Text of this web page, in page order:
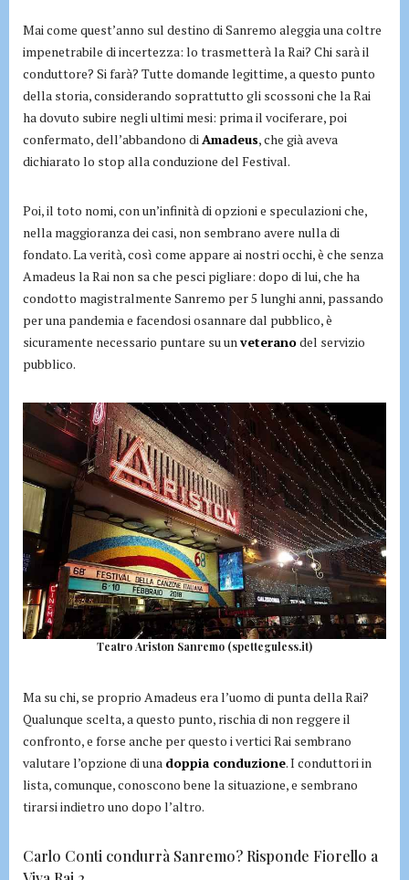
Mai come quest’anno sul destino di Sanremo aleggia una coltre
impenetrabile di incertezza: lo trasmetterà la Rai? Chi sarà il
conduttore? Si farà? Tutte domande legittime, a questo punto
della storia, considerando soprattutto gli scossoni che la Rai
ha dovuto subire negli ultimi mesi: prima il vociferare, poi
confermato, dell’abbandono diAmadeus, che già aveva
dichiarato lo stop alla conduzione del Festival.
Poi, il toto nomi, con un’infinità di opzioni e speculazioni che,
nella maggioranza dei casi, non sembrano avere nulla di
fondato. La verità, così come appare ai nostri occhi, è che senza
Amadeus la Rai non sa che pesci pigliare: dopo di lui, che ha
condotto magistralmente Sanremo per 5 lunghi anni, passando
per una pandemia e facendosi osannare dal pubblico, è
sicuramente necessario puntare su unveteranodel servizio
pubblico.
Teatro Ariston Sanremo (spetteguless.it)
Ma su chi, se proprio Amadeus era l’uomo di punta della Rai?
Qualunque scelta, a questo punto, rischia di non reggere il
confronto, e forse anche per questo i vertici Rai sembrano
valutare l’opzione di una doppia conduzione. I conduttori in
lista, comunque, conoscono bene la situazione, e sembrano
tirarsi indietro uno dopo l’altro.
Carlo Conti condurrà Sanremo? Risponde Fiorello a